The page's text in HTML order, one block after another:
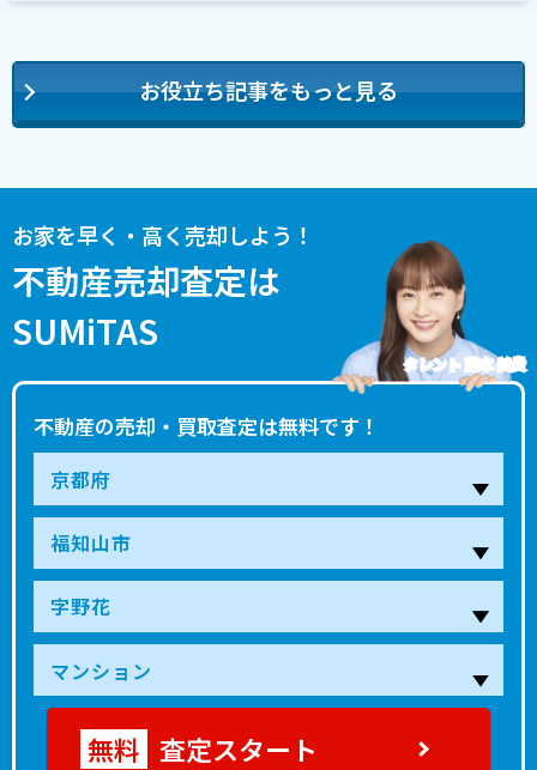
お役立ち記事をもっと見る
お家を早く・高く売却しよう！
不動産売却査定は
SUMiTAS
不動産の売却・買取査定は無料です！
タレント 藤本 美貴
査定スタート